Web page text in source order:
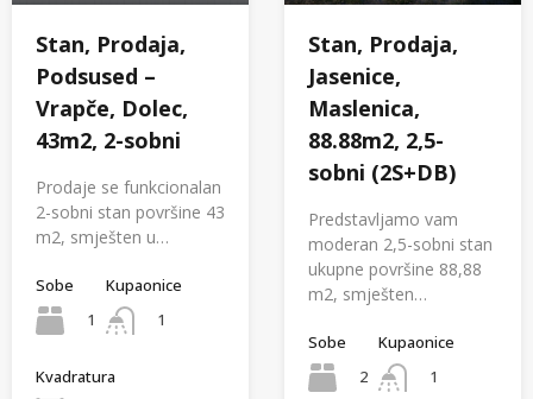
Stan, Prodaja,
Podsused –
Vrapče, Dolec,
43m2, 2-sobni
Prodaje se funkcionalan
2-sobni stan površine 43
m2, smješten u…
Sobe
1
Kupaonice
1
Kvadratura
Stan, Prodaja,
Jasenice,
Maslenica,
88.88m2, 2,5-
sobni (2S+DB)
Predstavljamo vam
moderan 2,5-sobni stan
ukupne površine 88,88
m2, smješten…
Sobe
2
Kupaonice
1